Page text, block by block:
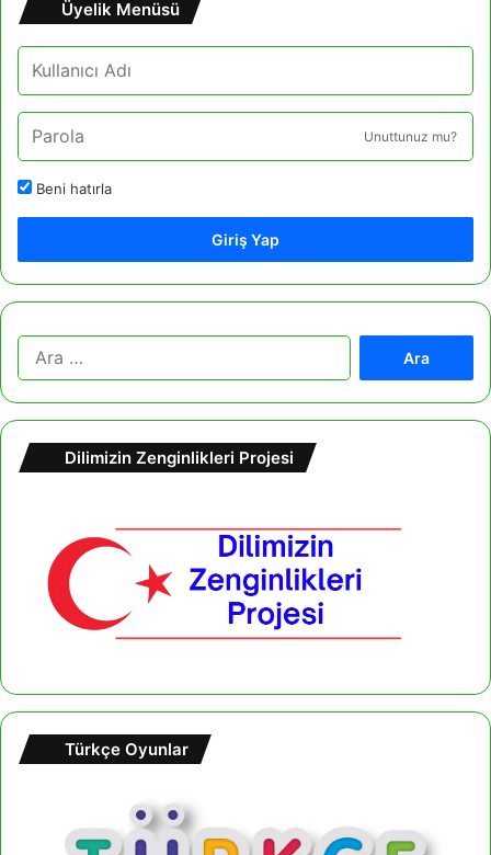
Üyelik Menüsü
Unuttunuz mu?
Beni hatırla
Giriş Yap
m
Dilimizin Zenginlikleri Projesi
Türkçe Oyunlar